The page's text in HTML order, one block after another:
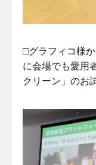
□グラフィコ様
に会場でも愛用
クリーン」のお